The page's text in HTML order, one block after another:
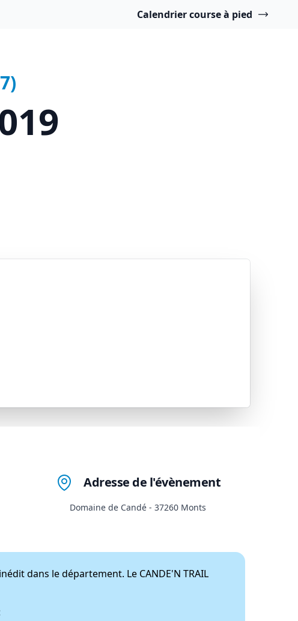
Calendrier course à pied
Adresse de l'évènement
Domaine de Candé - 37260 Monts
dans le département. Le CANDE'N TRAIL